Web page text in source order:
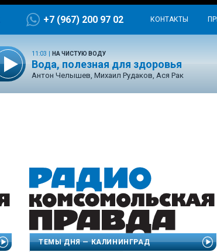
+7 (967) 200 97 02 КОНТАКТЫ
11:03 НА ЧИСТУЮ ВОДУ
Вода, полезная для здоровья
Антон Челышев, Михаил Рудаков, Ася Рак
ТЕМЫ ДНЯ — КАЛИНИНГРАД